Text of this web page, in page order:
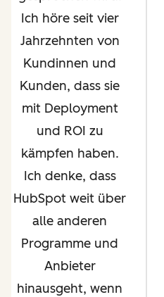
Ich höre seit vier
Jahrzehnten von
Kundinnen und
Kunden, dass sie
mit Deployment
und ROI zu
kämpfen haben.
Ich denke, dass
HubSpot weit über
alle anderen
Programme und
Anbieter
hinausgeht, wenn